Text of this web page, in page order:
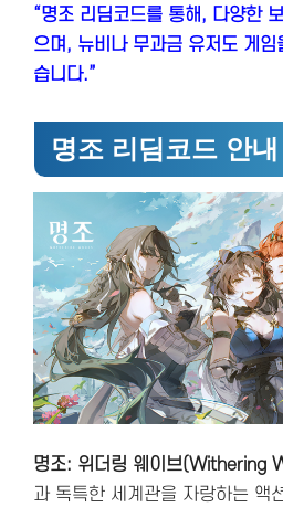
“명조 리딤코드를 통해, 다양한
으며, 뉴비나 무과금 유저도 게
습니다.”
명조 리딤코드 안내
명조: 위더링 웨이브(Withering
과 독특한 세계관을 자랑하는 액